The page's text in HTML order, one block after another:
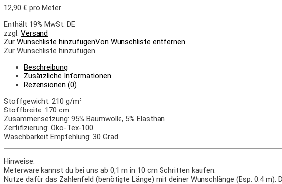
12,90 € pro Meter
Enthält 19% MwSt. DE
zzgl. Versand
Zur Wunschliste hinzufügenVon Wunschliste entfernen
Zur Wunschliste hinzufügen
Beschreibung
Zusätzliche Informationen
Rezensionen (0)
Stoffgewicht: 210 g/m²
Stoffbreite: 170 cm
Zusammensetzung: 95% Baumwolle, 5% Elasthan
Zertifizierung: Öko-Tex-100
Waschbarkeit Empfehlung: 30 Grad
Hinweise:
Meterware kannst du bei uns ab 0,1 m in 10 cm Schritten kaufen.
Nutze dafür das Zahlenfeld (benötigte Länge) mit deiner Wunschlänge (Bsp. 0.4 m).